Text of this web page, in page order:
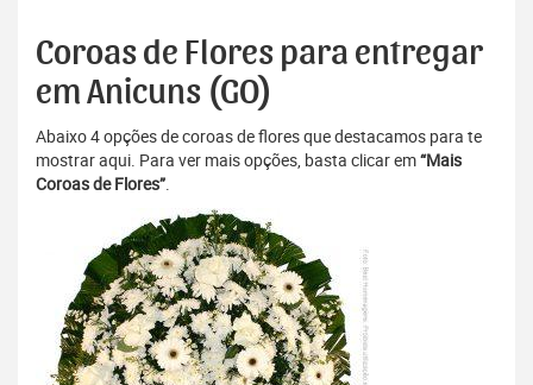
Coroas de Flores para entregar
em Anicuns (GO)
Abaixo 4 opções de coroas de flores que destacamos para te
mostrar aqui. Para ver mais opções, basta clicar em“Mais
Coroas de Flores”.